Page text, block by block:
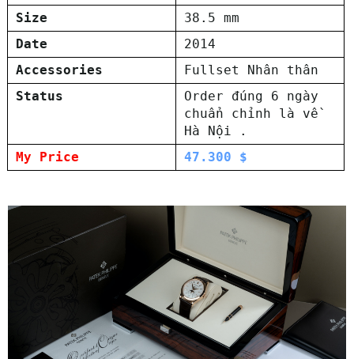
Size
38.5 mm
Date
2014
Accessories
Fullset Nhân thân
Status
Order đúng 6 ngày
chuẩn chỉnh là về
Hà Nội .
My Price
47.300 $